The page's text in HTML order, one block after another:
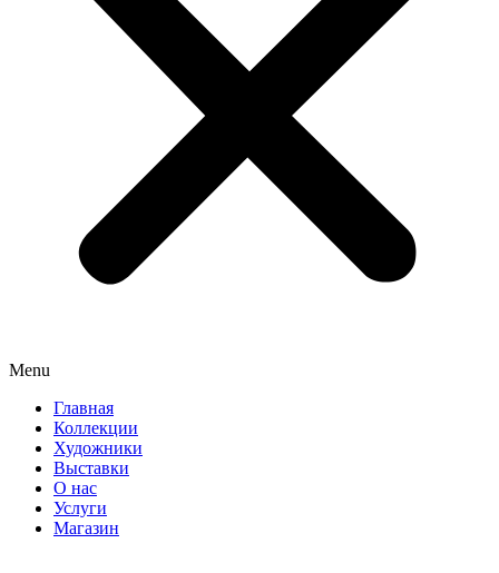
Menu
Главная
Коллекции
Художники
Выставки
О нас
Услуги
Магазин